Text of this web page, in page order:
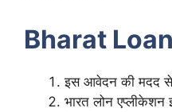
Bharat
इस आवेदन की मदद
भारत लोन